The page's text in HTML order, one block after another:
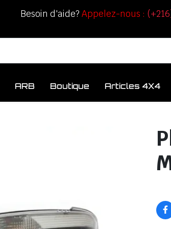
Besoin d'aide?Appelez-nous :
ARB Boutique Articles 4X4